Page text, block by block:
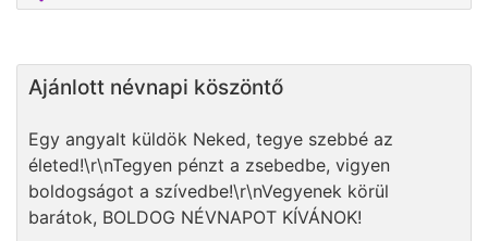
Ajánlott névnapi köszöntő
Egy angyalt küldök Neked, tegye szebbé az
életed!\r\nTegyen pénzt a zsebedbe, vigyen
boldogságot a szívedbe!\r\nVegyenek körül
barátok, BOLDOG NÉVNAPOT KÍVÁNOK!